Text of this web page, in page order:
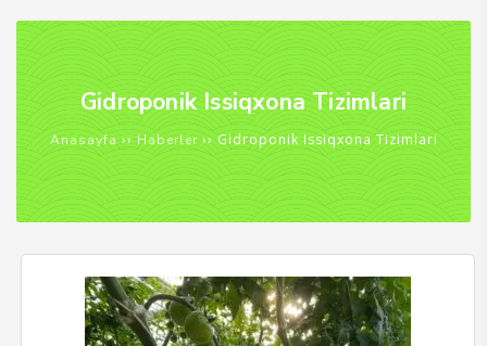
Gidroponik Issiqxona Tizimlari
Anasayfa ›› Haberler ›› Gidroponik Issiqxona Tizimlari